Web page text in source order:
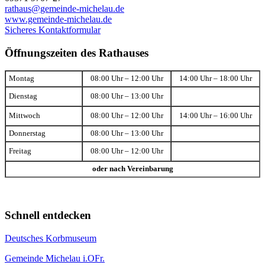
rathaus@gemeinde-michelau.de
www.gemeinde-michelau.de
Sicheres Kontaktformular
Öffnungszeiten des Rathauses
Montag 08:00 Uhr – 12:00 Uhr 14:00 Uhr – 18:00 Uhr
Dienstag 08:00 Uhr – 13:00 Uhr
Mittwoch 08:00 Uhr – 12:00 Uhr 14:00 Uhr – 16:00 Uhr
Donnerstag 08:00 Uhr – 13:00 Uhr
Freitag 08:00 Uhr – 12:00 Uhr
oder nach Vereinbarung
Schnell entdecken
Deutsches Korbmuseum
Gemeinde Michelau i.OFr.